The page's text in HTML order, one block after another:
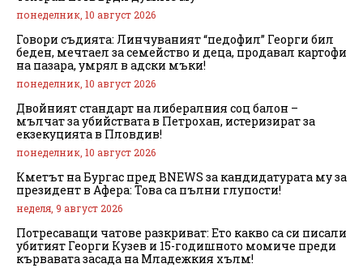
понеделник, 10 август 2026
Говори съдията: Линчуваният “педофил” Георги бил
беден, мечтаел за семейство и деца, продавал картофи
на пазара, умрял в адски мъки!
понеделник, 10 август 2026
Двойният стандарт на либералния соц балон –
мълчат за убийствата в Петрохан, истеризират за
екзекуцията в Пловдив!
понеделник, 10 август 2026
Кметът на Бургас пред BNEWS за кандидатурата му за
президент в Афера: Това са пълни глупости!
неделя, 9 август 2026
Потресаващи чатове разкриват: Ето какво са си писали
убитият Георги Кузев и 15-годишното момиче преди
кървавата засада на Младежкия хълм!